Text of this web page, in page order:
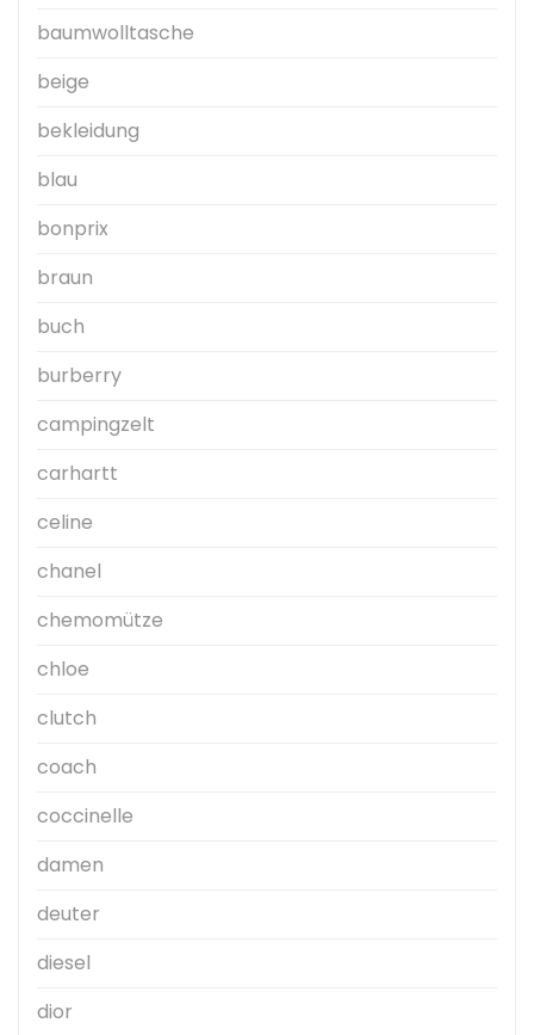
baumwolltasche
beige
bekleidung
blau
bonprix
braun
buch
burberry
campingzelt
carhartt
celine
chanel
chemomütze
chloe
clutch
coach
coccinelle
damen
deuter
diesel
dior